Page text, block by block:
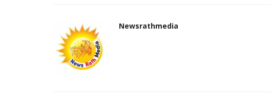
Newsrathmedia